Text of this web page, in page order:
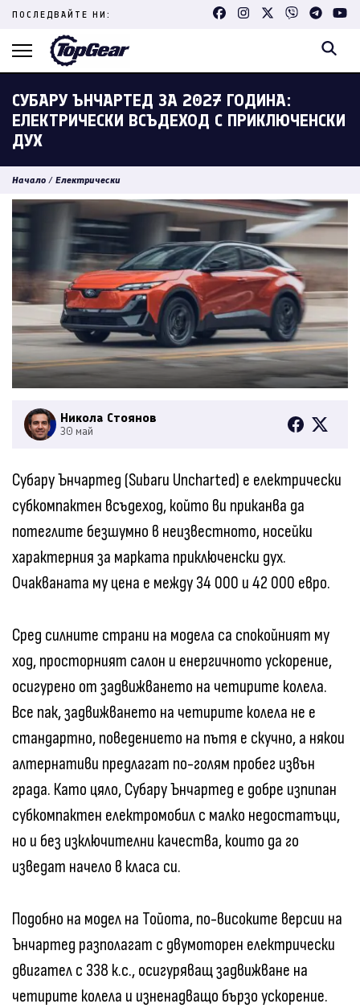
Skip
content
ПОСЛЕДВАЙТЕ НИ:
СУБАРУ ЪНЧАРТЕД ЗА 2027 ГОДИНА:
ЕЛЕКТРИЧЕСКИ ВСЪДЕХОД С ПРИКЛЮЧЕНСКИ
ДУХ
Начало / Електрически
Никола Стоянов
30 май
Субару Ънчартед (Subaru Uncharted) е електрически
субкомпактен всъдеход, който ви приканва да
потеглите безшумно в неизвестното, носейки
характерния за марката приключенски дух.
Очакваната му цена е между 34 000 и 42 000 евро.
Сред силните страни на модела са спокойният му
ход, просторният салон и енергичното ускорение,
осигурено от задвижването на четирите колела.
Все пак, задвижването на четирите колела не е
стандартно, поведението на пътя е скучно, а някои
алтернативи предлагат по-голям пробег извън
града. Като цяло, Субару Ънчартед е добре изпипан
субкомпактен електромобил с малко недостатъци,
но и без изключителни качества, които да го
изведат начело в класа си.
Подобно на модел на Тойота, по-високите версии на
Ънчартед разполагат с двумоторен електрически
двигател с 338 к.с., осигуряващ задвижване на
четирите колела и изненадващо бързо ускорение.